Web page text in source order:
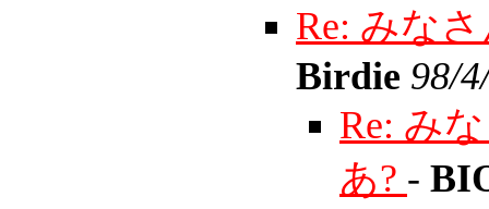
Re: みな
Birdie 98/
Re: み
あ? -